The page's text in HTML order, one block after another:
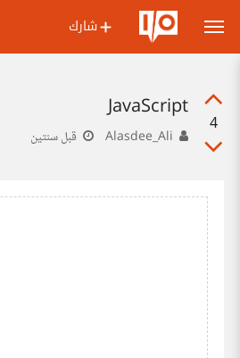
شارك
4
JavaScript
قبل سنتين